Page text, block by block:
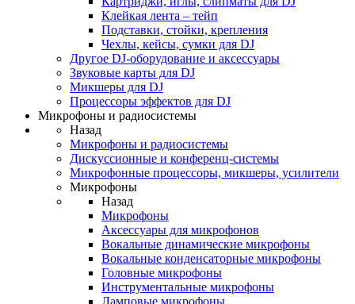
Клейкая лента – тейп
Подставки, стойки, крепления
Чехлы, кейсы, сумки для DJ
Другое DJ-оборудование и аксессуары
Звуковые карты для DJ
Микшеры для DJ
Процессоры эффектов для DJ
Микрофоны и радиосистемы
Назад
Микрофоны и радиосистемы
Дискуссионные и конференц-системы
Микрофонные процессоры, микшеры, усилители
Микрофоны
Назад
Микрофоны
Аксессуары для микрофонов
Вокальные динамические микрофоны
Вокальные конденсаторные микрофоны
Головные микрофоны
Инструментальные микрофоны
Ламповые микрофоны